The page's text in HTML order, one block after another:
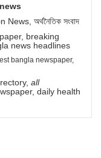
অর্থনৈতিক সংবাদ
breaking
news headlines
bangla newspaper,
all
daily health